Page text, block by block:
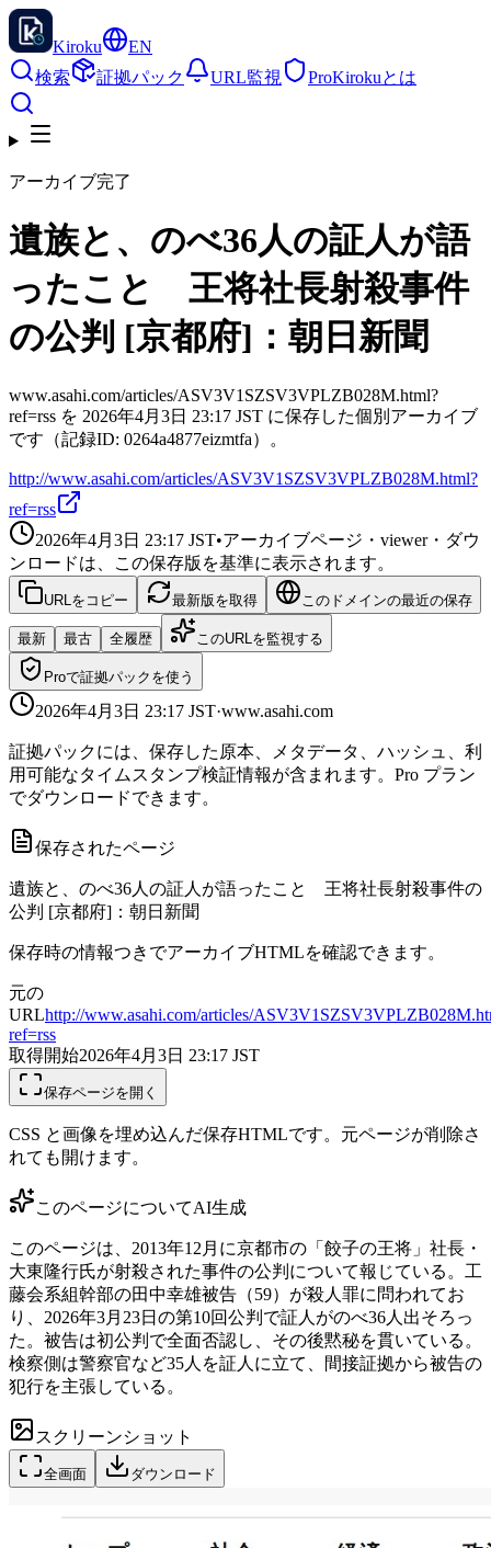
Kiroku
EN
検索
証拠パック URL監視 ProKirokuとは
アーカイブ完了
遺族と、のべ36人の証人が語
ったこと 王将社長射殺事件
の公判 [京都府]：朝日新聞
www.asahi.com/articles/ASV3V1SZSV3VPLZB028M.html?
ref=rss を 2026年4月3日 23:17 JST に保存した個別アーカイブ
です（記録ID: 0264a4877eizmtfa）。
http://www.asahi.com/articles/ASV3V1SZSV3VPLZB028M.html?
ref=rss
2026年4月3日 23:17 JST•アーカイブページ・viewer・ダウ
ンロードは、この保存版を基準に表示されます。
URLをコピー 最新版を取得 このドメインの最近の保存
最新 最古 全履歴 このURLを監視する
Proで証拠パックを使う
2026年4月3日 23:17 JST·www.asahi.com
証拠パックには、保存した原本、メタデータ、ハッシュ、利
用可能なタイムスタンプ検証情報が含まれます。Pro プラン
でダウンロードできます。
保存されたページ
遺族と、のべ36人の証人が語ったこと 王将社長射殺事件の
公判 [京都府]：朝日新聞
保存時の情報つきでアーカイブHTMLを確認できます。
元の
URLhttp://www.asahi.com/articles/
ref=rss
取得開始2026年4月3日 23:17 JST
保存ページを開く
CSS と画像を埋め込んだ保存HTMLです。元ページが削除さ
れても開けます。
このページについてAI生成
このページは、2013年12月に京都市の「餃子の王将」社長・
大東隆行氏が射殺された事件の公判について報じている。工
藤会系組幹部の田中幸雄被告（59）が殺人罪に問われてお
り、2026年3月23日の第10回公判で証人がのべ36人出そろっ
た。被告は初公判で全面否認し、その後黙秘を貫いている。
検察側は警察官など35人を証人に立て、間接証拠から被告の
犯行を主張している。
スクリーンショット
全画面 ダウンロード